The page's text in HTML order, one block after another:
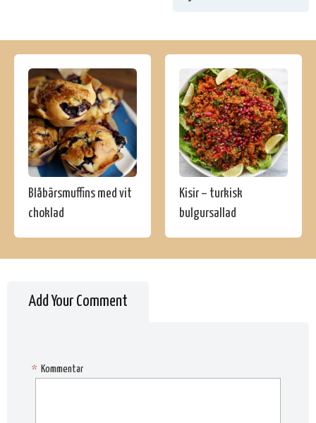
Blåbärsmuffins med vit
choklad
Kisir – turkisk
bulgursallad
Add Your Comment
Kommentar
*